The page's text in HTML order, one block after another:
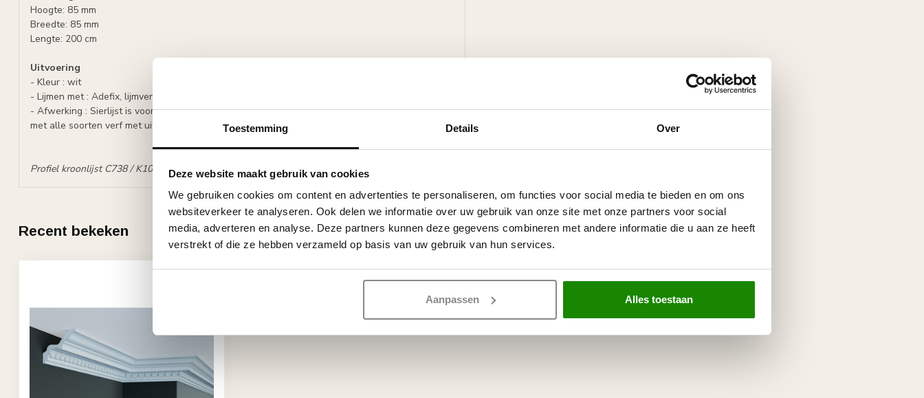
Toestemming Details Over
Deze website maakt gebruik van cookies
We gebruiken cookies om content en advertenties te personaliseren, om functies voor social media te bieden en om ons
websiteverkeer te analyseren. Ook delen we informatie over uw gebruik van onze site met onze partners voor social
media, adverteren en analyse. Deze partners kunnen deze gegevens combineren met andere informatie die u aan ze heeft
verstrekt of die ze hebben verzameld op basis van uw gebruik van hun services.
Aanpassen Alles toestaan
Hoogte: 85 mm
Breedte: 85 mm
Lengte: 200 cm
Uitvoering
- Kleur : wit
- Lijmen met : Adefix, lijmverbruik: 5-6 m lijst per lijmkoker.
- Afwerking : Sierlijst is voorbehandeld met een watergedragen witte primer, overschilderbaar
met alle soorten verf met uitzondering van silicaathoudende verven.
Profiel kroonlijst C738 / K102 (85 x 85 mm) ~Profiel kroonlijst Arstyl Z2 (85 x 85 mm)
Recent bekeken